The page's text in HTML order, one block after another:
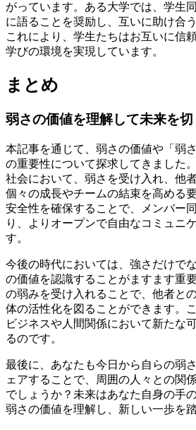
がっています。ある大学では、学生
に語ることを奨励し、互いに助け合
これにより、学生たちはお互いに信
学びの環境を実現しています。
まとめ
弱さの価値を理解して未来を切
本記事を通じて、弱さの価値や「弱
の重要性について探求してきました
社会において、弱さを受け入れ、他
個々の成長やチームの結束を高める
安全性を確保することで、メンバー
り、よりオープンで自由なコミュニ
す。
今後の時代においては、強さだけで
の価値を認識することがますます重
の弱みを受け入れることで、他者と
体の活性化を図ることができます。
ビジネスや人間関係において新たな
るのです。
最後に、あなたも今日から自らの弱
ェアすることで、周囲の人々との関
でしょうか？未来はあなた自身の手
弱さの価値を理解し、新しい一歩を